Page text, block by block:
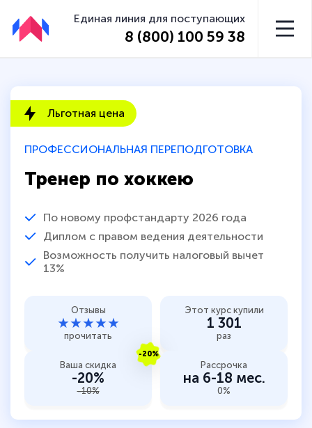
Единая линия для поступающих
8 (800) 100 59 38
ПРОФЕССИОНАЛЬНАЯ ПЕРЕПОДГОТОВКА
Тренер по хоккею
По новому профстандарту 2026 года
Диплом с правом ведения деятельности
Возможность получить налоговый вычет
13%
Льготная цена
Отзывы
★★★★★
прочитать
Этот курс купили
1 301
раз
-20%
Ваша скидка
-20%
-10%
Рассрочка
на 6-18 мес.
0%